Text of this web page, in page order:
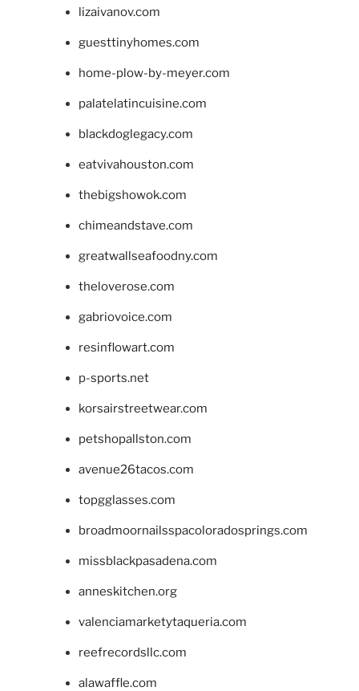
lizaivanov.com
guesttinyhomes.com
home-plow-by-meyer.com
palatelatincuisine.com
blackdoglegacy.com
eatvivahouston.com
thebigshowok.com
chimeandstave.com
greatwallseafoodny.com
theloverose.com
gabriovoice.com
resinflowart.com
p-sports.net
korsairstreetwear.com
petshopallston.com
avenue26tacos.com
topgglasses.com
broadmoornailsspacoloradosprings.com
missblackpasadena.com
anneskitchen.org
valenciamarketytaqueria.com
reefrecordsllc.com
alawaffle.com